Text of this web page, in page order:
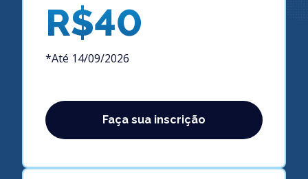
R$40
*Até 14/09/2026
Faça sua inscrição